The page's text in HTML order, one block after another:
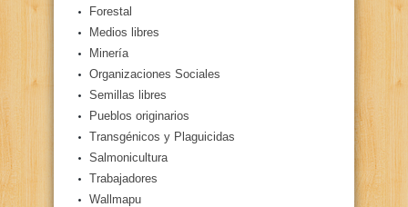
Forestal
Medios libres
Minería
Organizaciones Sociales
Semillas libres
Pueblos originarios
Transgénicos y Plaguicidas
Salmonicultura
Trabajadores
Wallmapu